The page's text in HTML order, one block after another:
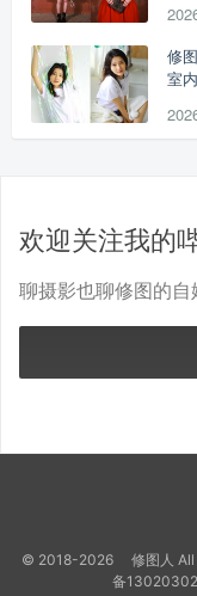
修
室
欢迎关注我的
聊摄影也聊修图的自
© 2018-2026 修图人 All
备